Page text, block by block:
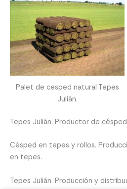
Palet de cesped natural Tepes
Julián.
Tepes Julián. Productor de
Césped en tepes y rollos.
en tepes.
Tepes Julián. Producción y